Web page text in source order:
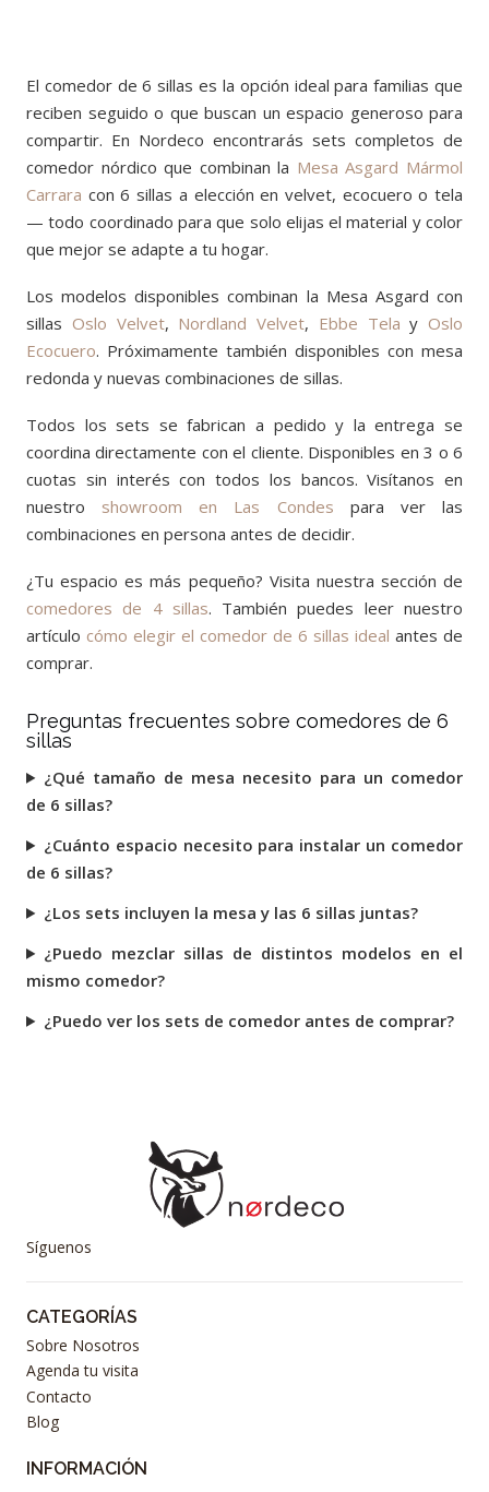
El comedor de 6 sillas es la opción ideal para familias que
reciben seguido o que buscan un espacio generoso para
compartir. En Nordeco encontrarás sets completos de
comedor nórdico que combinan la Mesa Asgard Mármol
Carrara con 6 sillas a elección en velvet, ecocuero o tela
— todo coordinado para que solo elijas el material y color
que mejor se adapte a tu hogar.
Los modelos disponibles combinan la Mesa Asgard con
sillas Oslo Velvet, Nordland Velvet, Ebbe Tela y Oslo
Ecocuero. Próximamente también disponibles con mesa
redonda y nuevas combinaciones de sillas.
Todos los sets se fabrican a pedido y la entrega se
coordina directamente con el cliente. Disponibles en 3 o 6
cuotas sin interés con todos los bancos. Visítanos en
nuestro showroom en Las Condes para ver las
combinaciones en persona antes de decidir.
¿Tu espacio es más pequeño? Visita nuestra sección de
comedores de 4 sillas. También puedes leer nuestro
artículo cómo elegir el comedor de 6 sillas ideal antes de
comprar.
Preguntas frecuentes sobre comedores de 6
sillas
¿Qué tamaño de mesa necesito para un comedor
de 6 sillas?
¿Cuánto espacio necesito para instalar un comedor
de 6 sillas?
¿Los sets incluyen la mesa y las 6 sillas juntas?
¿Puedo mezclar sillas de distintos modelos en el
mismo comedor?
¿Puedo ver los sets de comedor antes de comprar?
Síguenos
CATEGORÍAS
Sobre Nosotros
Agenda tu visita
Contacto
Blog
INFORMACIÓN